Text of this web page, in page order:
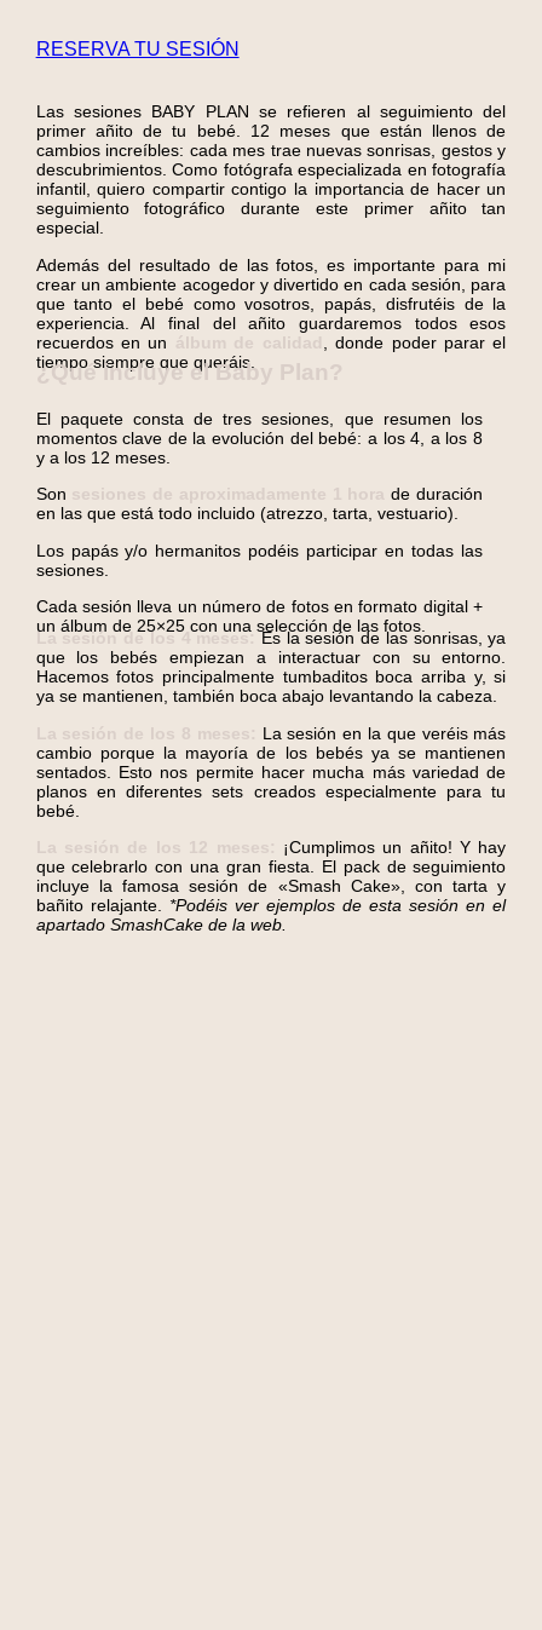
RESERVA TU SESIÓN
Las sesiones BABY PLAN se refieren al seguimiento del
primer añito de tu bebé. 12 meses que están llenos de
cambios increíbles: cada mes trae nuevas sonrisas, gestos y
descubrimientos. Como fotógrafa especializada en fotografía
infantil, quiero compartir contigo la importancia de hacer un
seguimiento fotográfico durante este primer añito tan
especial.
Además del resultado de las fotos, es importante para mi
crear un ambiente acogedor y divertido en cada sesión, para
que tanto el bebé como vosotros, papás, disfrutéis de la
experiencia. Al final del añito guardaremos todos esos
recuerdos en un álbum de calidad
, donde poder parar el
tiempo siempre que queráis.
¿Qué incluye el Baby Plan?
El paquete consta de tres sesiones, que resumen los
momentos clave de la evolución del bebé: a los 4, a los 8
y a los 12 meses.
Son sesiones de aproximadamente 1 hora de duración
en las que está todo incluido (atrezzo, tarta, vestuario).
Los papás y/o hermanitos podéis participar en todas las
sesiones.
Cada sesión lleva un número de fotos en formato digital +
un álbum de 25×25 con una selección de las fotos.
La sesión de los 4 meses: Es la sesión de las sonrisas, ya
que los bebés empiezan a interactuar con su entorno.
Hacemos fotos principalmente tumbaditos boca arriba y, si
ya se mantienen, también boca abajo levantando la cabeza.
La sesión de los 8 meses: La sesión en la que veréis más
cambio porque la mayoría de los bebés ya se mantienen
sentados. Esto nos permite hacer mucha más variedad de
planos en diferentes sets creados especialmente para tu
bebé.
La sesión de los 12 meses: ¡Cumplimos un añito! Y hay
que celebrarlo con una gran fiesta. El pack de seguimiento
incluye la famosa sesión de «Smash Cake», con tarta y
bañito relajante. *Podéis ver ejemplos de esta sesión en el
apartado SmashCake de la web.